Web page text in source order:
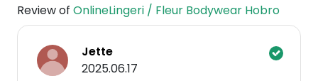
Review of OnlineLingeri / Fleur Bodywear Hobro
Jette
2025.06.17